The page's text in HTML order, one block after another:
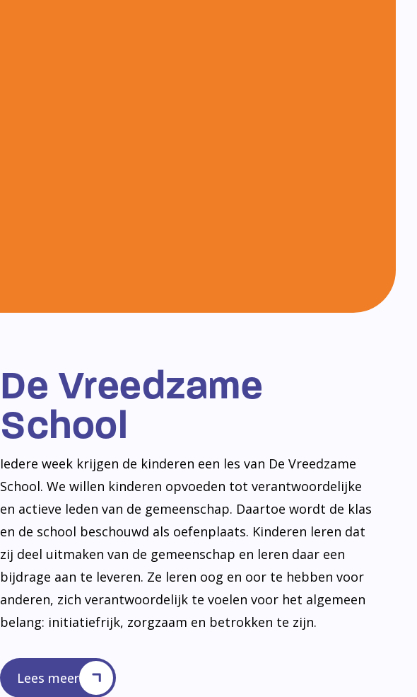
De Vreedzame
School
Iedere week krijgen de kinderen een les van De Vreedzame
School. We willen kinderen opvoeden tot verantwoordelijke
en actieve leden van de gemeenschap. Daartoe wordt de klas
en de school beschouwd als oefenplaats. Kinderen leren dat
zij deel uitmaken van de gemeenschap en leren daar een
bijdrage aan te leveren. Ze leren oog en oor te hebben voor
anderen, zich verantwoordelijk te voelen voor het algemeen
belang: initiatiefrijk, zorgzaam en betrokken te zijn.
Lees meer